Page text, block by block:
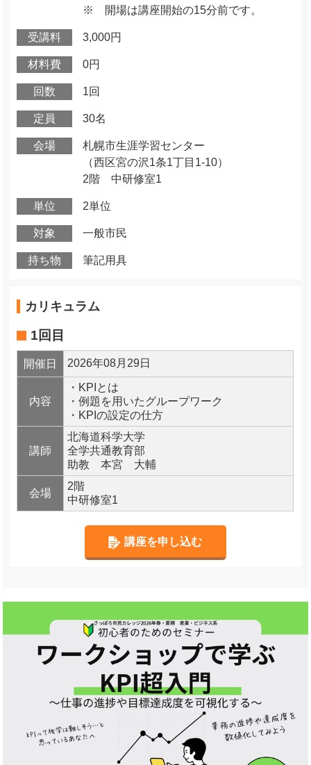
※ 開場は講座開始の15分前です。
受講料 3,000円
材料費 0円
回数 1回
定員 30名
会場
札幌市生涯学習センター
（西区宮の沢1条1丁目1-10）
2階 中研修室1
単位 2単位
対象 一般市民
持ち物 筆記用具
カリキュラム
1回目
開催日 2026年08月29日
内容
・KPIとは
・例題を用いたグループワーク
・KPIの設定の仕方
講師
北海道科学大学
全学共通教育部
助教 本宮 大輔
会場
2階
中研修室1
講座を申し込む